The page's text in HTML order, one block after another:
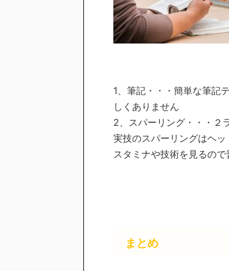
1、筆記・・・簡単な筆記
しくありません
2、スパーリング・・・２
実技のスパーリングはヘッ
スタミナや技術を見るので
まとめ